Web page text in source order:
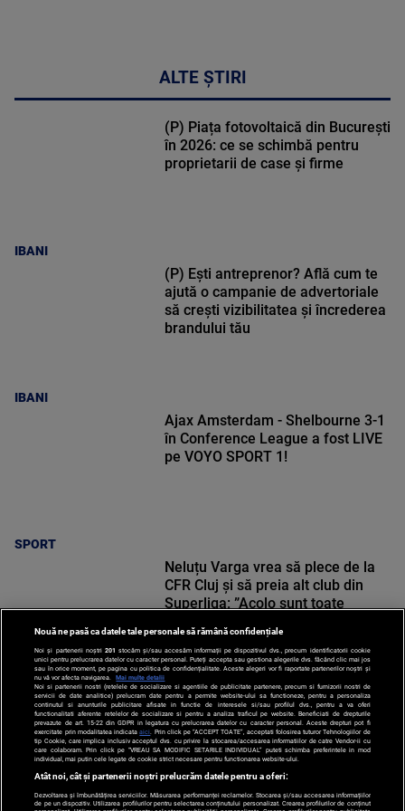
ALTE ȘTIRI
IBANI
(P) Piața fotovoltaică din București
în 2026: ce se schimbă pentru
proprietarii de case și firme
IBANI
(P) Ești antreprenor? Află cum te
ajută o campanie de advertoriale
să crești vizibilitatea și încrederea
brandului tău
SPORT
Ajax Amsterdam - Shelbourne 3-1
în Conference League a fost LIVE
pe VOYO SPORT 1!
SPORT
Neluțu Varga vrea să plece de la
CFR Cluj și să preia alt club din
Superliga: ”Acolo sunt toate
Nouă ne pasă ca datele tale personale să rămână confidențiale
Noi și partenerii noștri 201 stocăm și/sau accesăm informații pe dispozitivul dvs., precum identificatorii cookie
unici pentru prelucrarea datelor cu caracter personal. Puteți accepta sau gestiona alegerile dvs. făcând clic mai jos
sau în orice moment, pe pagina cu politica de confidențialitate. Aceste alegeri vor fi raportate partenerilor noștri și
nu vă vor afecta navigarea.
Mai multe detalii
Noi si partenerii nostri (retelele de socializare si agentiile de publicitate partenere, precum si furnizorii nostri de
servicii de date analitice) prelucram date pentru a permite website-ului sa functioneze, pentru a personaliza
continutul si anunturile publicitare afisate in functie de interesele si/sau profilul dvs., pentru a va oferi
functionalitati aferente retelelor de socializare si pentru a analiza traficul pe website. Beneficiati de drepturile
prevazute de art. 15-22 din GDPR in legatura cu prelucrarea datelor cu caracter personal. Aceste drepturi pot fi
exercitate prin modalitatea indicataaici . Prin click pe “ACCEPT TOATE”, acceptati folosirea tuturor Tehnologiilor de
tip Cookie, care implica inclusiv acceptul dvs. cu privire la stocarea/accesarea informatiilor de catre Vendor-ii cu
care colaboram. Prin click pe “VREAU SA MODIFIC SETARILE INDIVIDUAL” puteti schimba preferintele in mod
individual, mai putin cele legate de cookie strict necesare pentru functionarea website-ului.
Atât noi, cât și partenerii noștri prelucrăm datele pentru a oferi:
Dezvoltarea și îmbunătățirea serviciilor. Măsurarea performanței reclamelor. Stocarea și/sau accesarea informațiilor
de pe un dispozitiv. Utilizarea profilurilor pentru selectarea conținutului personalizat. Crearea profilurilor de conținut